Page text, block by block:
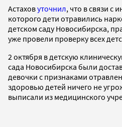
Астаховуточнил, что в связи с
которого дети отравились
детском саду Новосибирска,
уже провели проверку всех
2 октября в детскую
сада Новосибирска были
девочки с признаками
здоровью детей ничего не
выписали из медицинского